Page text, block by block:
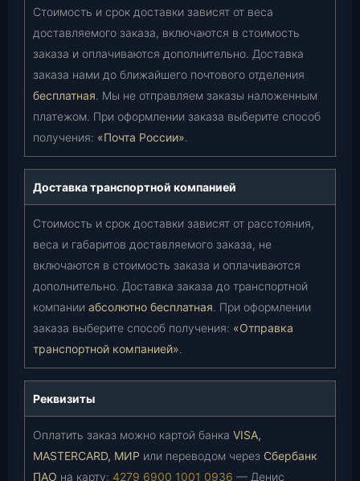
Стоимость и срок доставки зависят от веса
доставляемого заказа, включаются в стоимость
заказа и оплачиваются дополнительно. Доставка
заказа нами до ближайшего почтового отделения
бесплатная. Мы не отправляем заказы наложенным
платежом. При оформлении заказа выберите способ
получения: «Почта России».
Доставка транспортной компанией
Стоимость и срок доставки зависят от расстояния,
веса и габаритов доставляемого заказа, не
включаются в стоимость заказа и оплачиваются
дополнительно. Доставка заказа до транспортной
компании абсолютно бесплатная. При оформлении
заказа выберите способ получения: «Отправка
транспортной компанией».
Реквизиты
Оплатить заказ можно картой банка VISA,
MASTERCARD, МИР или переводом через Сбербанк
ПАО на карту: 4279 6900 1001 0936 — Денис